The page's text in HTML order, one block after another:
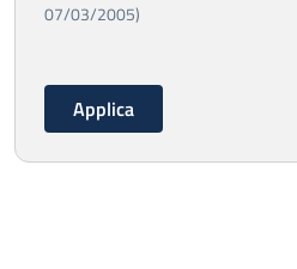
07/03/2005)